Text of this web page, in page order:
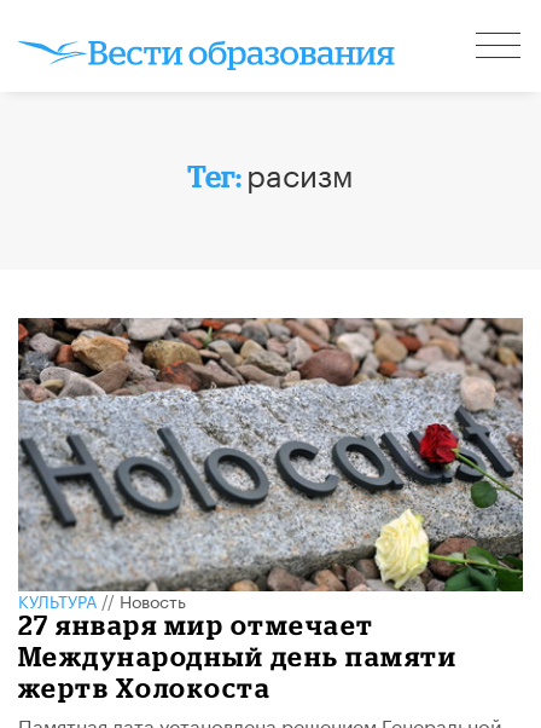
Тег: расизм
КУЛЬТУРА//Новость
27 января мир отмечает
Международный день памяти
жертв Холокоста